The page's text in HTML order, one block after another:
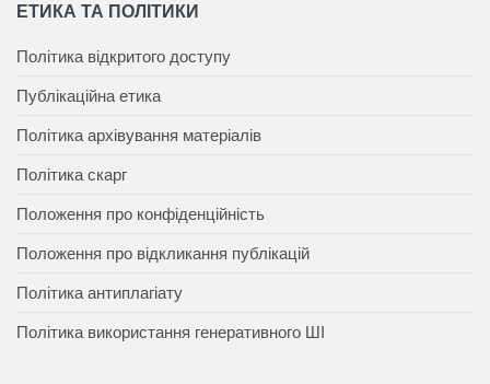
ЕТИКА ТА ПОЛІТИКИ
Політика відкритого доступу
Публікаційна етика
Політика архівування матеріалів
Політика скарг
Положення про конфіденційність
Положення про відкликання публікацій
Політика антиплагіату
Політика використання генеративного ШІ